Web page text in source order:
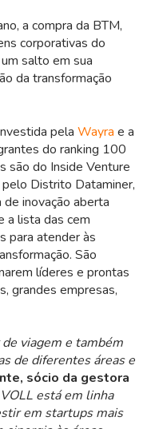
a compra da BTM,
corporativas do
salto em sua
da transformação
pela Wayra e a
do ranking 100
são do Inside Venture
Distrito Dataminer,
inovação aberta
a lista das cem
para atender às
São
líderes e prontas
grandes empresas,
viagem e também
de diferentes áreas e
sócio da gestora
VOLL está em linha
em startups mais